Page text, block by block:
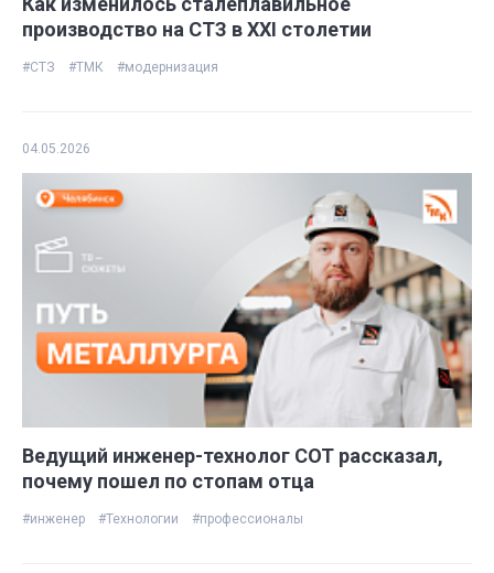
производство на СТЗ в ХХI столетии
#СТЗ #ТМК #модернизация
04.05.2026
Ведущий инженер-технолог СОТ рассказал,
почему пошел по стопам отца
#инженер #Технологии #профессионалы